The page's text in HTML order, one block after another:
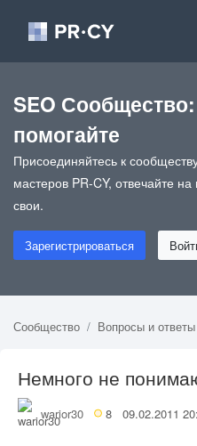
SEO
помогайте
Присоединяйтесь к
мастеров PR-CY, отвечайте
свои.
Зарегистрироваться
Сообщество Вопросы и ответы
Немного не
warior30 8 09.02.2011